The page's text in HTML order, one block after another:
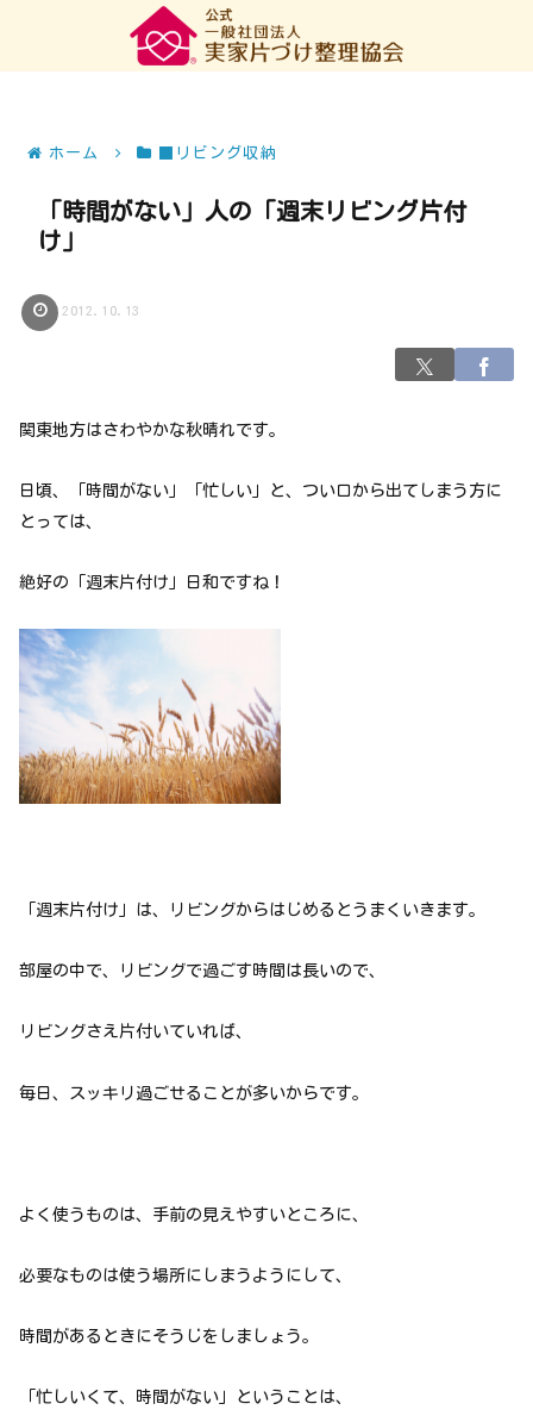
ホーム ■リビング収納
「時間がない」人の「週末リビング片付
け」
2012.10.13
関東地方はさわやかな秋晴れです。
日頃、「時間がない」「忙しい」と、つい口から出てしまう方に
とっては、
絶好の「週末片付け」日和ですね！
「週末片付け」は、リビングからはじめるとうまくいきます。
部屋の中で、リビングで過ごす時間は長いので、
リビングさえ片付いていれば、
毎日、スッキリ過ごせることが多いからです。
よく使うものは、手前の見えやすいところに、
必要なものは使う場所にしまうようにして、
時間があるときにそうじをしましょう。
「忙しいくて、時間がない」ということは、